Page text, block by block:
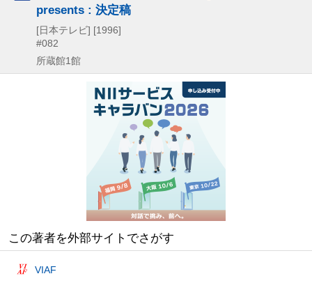
presents : 決定稿
[日本テレビ] [1996]
#082
所蔵館1館
この著者を外部サイトでさがす
VIAF